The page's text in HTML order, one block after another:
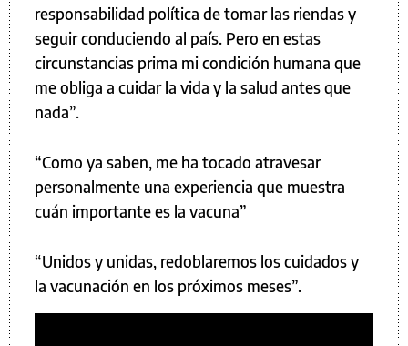
responsabilidad política de tomar las riendas y
seguir conduciendo al país. Pero en estas
circunstancias prima mi condición humana que
me obliga a cuidar la vida y la salud antes que
nada”.
“Como ya saben, me ha tocado atravesar
personalmente una experiencia que muestra
cuán importante es la vacuna”
“Unidos y unidas, redoblaremos los cuidados y
la vacunación en los próximos meses”.